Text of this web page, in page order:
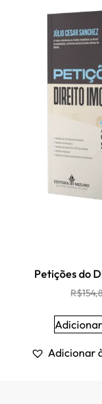
Petições do
R$
Adicionar